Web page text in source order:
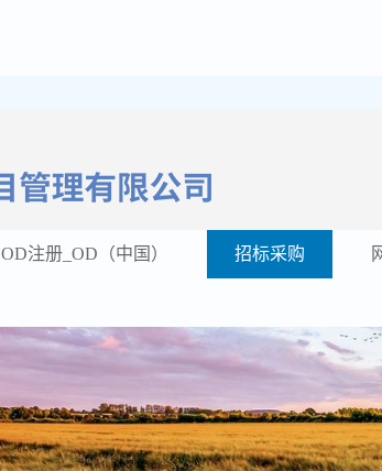
OD注册_OD（中国） 招标采购